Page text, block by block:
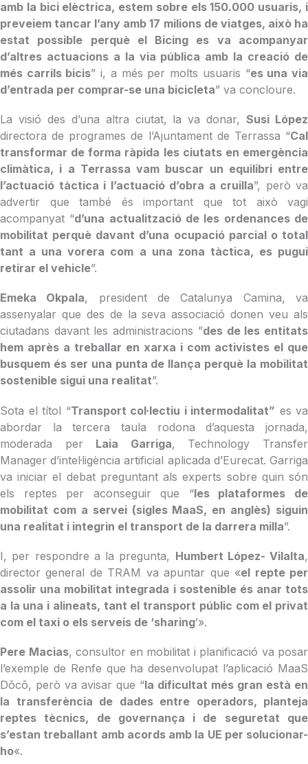
amb la bici elèctrica, estem sobre els 150.000 usuaris, i
preveiem tancar l’any amb 17 milions de viatges, això ha
estat possible perquè el Bicing es va acompanyar
d’altres actuacions a la via pública amb la creació de
més carrils bicis” i, a més per molts usuaris “es una via
d’entrada per comprar-se una bicicleta” va concloure.
La visió des d’una altra ciutat, la va donar,Susi López
directora de programes de l’Ajuntament de Terrassa “Cal
transformar de forma ràpida les ciutats en emergència
climàtica, i a Terrassa vam buscar un equilibri entre
l’actuació tàctica i l’actuació d’obra a cruilla”, però va
advertir que també és important que tot això vagi
acompanyat “d’una actualització de les ordenances de
mobilitat perquè davant d’una ocupació parcial o total
tant a una vorera com a una zona tàctica, es pugui
retirar el vehicle”.
Emeka Okpala, president de Catalunya Camina, va
assenyalar que des de la seva associació donen veu als
ciutadans davant les administracions ”des de les entitats
hem après a treballar en xarxa i com activistes el que
busquem és ser una punta de llança perquè la mobilitat
sostenible sigui una realitat”.
Sota el títol “Transport col·lectiu i intermodalitat” es va
abordar la tercera taula rodona d’aquesta jornada,
moderada per Laia Garriga, Technology Transfer
Manager d’intel·ligència artificial aplicada d’Eurecat. Garriga
va iniciar el debat preguntant als experts sobre quin són
els reptes per aconseguir que “les plataformes de
mobilitat com a servei (sigles MaaS, en anglès) siguin
una realitat i integrin el transport de la darrera milla”.
I, per respondre a la pregunta, Humbert López- Vilalta,
director general de TRAM va apuntar que «el repte per
assolir una mobilitat integrada i sostenible és anar tots
a la una i alineats, tant el transport públic com el privat
com el taxi o els serveis de ‘sharing’».
Pere Macias, consultor en mobilitat i planificació va posar
l’exemple de Renfe que ha desenvolupat l’aplicació MaaS
Dōcō, però va avisar que “la dificultat més gran està en
la transferència de dades entre operadors, planteja
reptes tècnics, de governança i de seguretat que
s’estan treballant amb acords amb la UE per solucionar-
ho«.